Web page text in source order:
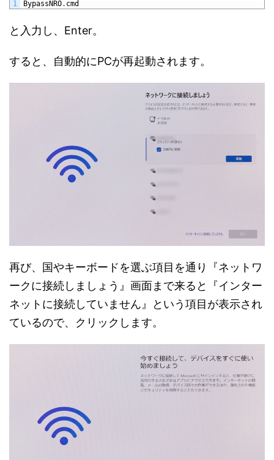
1 BypassNRO. cmd
と入力し、Enter。
すると、自動的にPCが再起動されます。
再び、国やキーボードを選ぶ項目を通り『ネットワ
ークに接続しましょう』画面まで来ると『インター
ネットに接続していません』という項目が表示され
ているので、クリックします。